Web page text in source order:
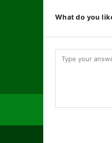
What do you